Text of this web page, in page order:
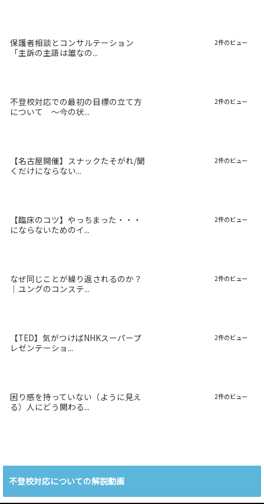
保護者相談とコンサルテーション
「主訴の主語は誰なの...
2件のビュー
不登校対応での最初の目標の立て方
について 〜今の状...
2件のビュー
【名古屋開催】スナックたそがれ/聞
くだけにならない...
2件のビュー
【臨床のコツ】やっちまった・・・
にならないためのイ...
2件のビュー
なぜ同じことが繰り返されるのか？
｜ユングのコンステ...
2件のビュー
【TED】気がつけばNHKスーパープ
レゼンテーショ...
2件のビュー
困り感を持っていない（ように見え
る）人にどう関わる...
2件のビュー
不登校対応についての解説動画